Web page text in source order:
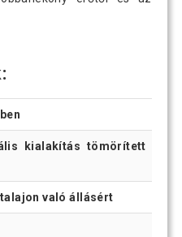
kialakítás tömörített
való állásért